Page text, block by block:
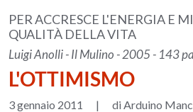
PER ACCRESCE L'ENERGIA E
QUALITÀ DELLA VITA
Luigi Anolli - Il Mulino - 2005 - 143
L'OTTIMISMO
3 gennaio 2011 | di Arduino